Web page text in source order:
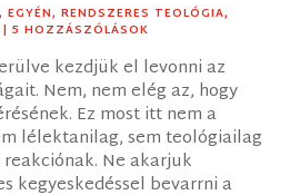
,EGYÉN,RENDSZERES TEOLÓGIA,
| 5 HOZZÁSZÓLÁSOK
kezdjük el levonni az
Nem, nem elég az, hogy
Ez most itt nem a
lélektanilag, sem teológiailag
Ne akarjuk
kegyeskedéssel bevarrni a